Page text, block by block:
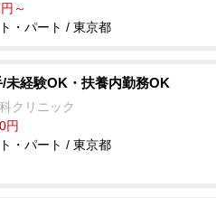
～
・パート / 東京都
未経験OK・扶養内勤務OK
クリニック
円
・パート / 東京都